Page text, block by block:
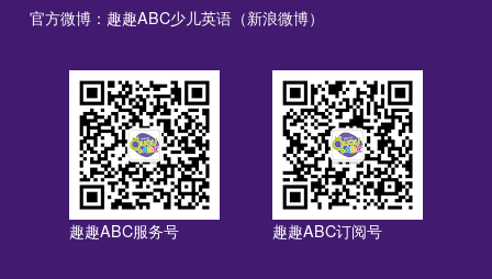
官方微博：趣趣ABC少儿英语（新浪微博）
趣趣ABC服务号 趣趣ABC订阅号